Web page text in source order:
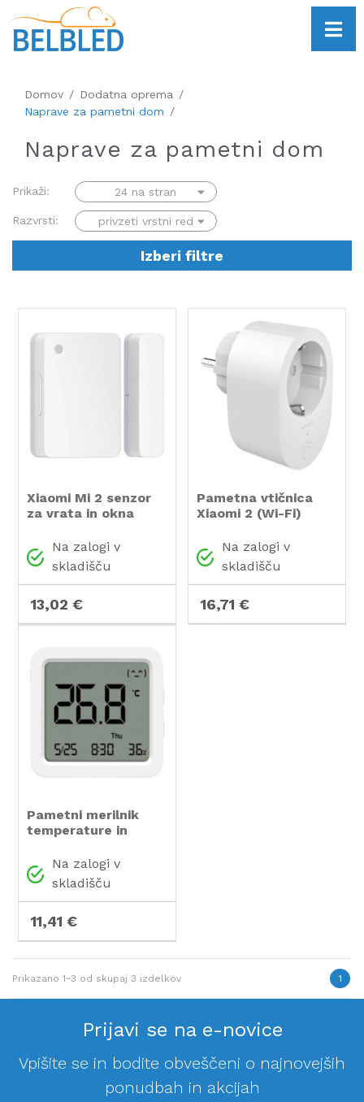
Domov
Dodatna oprema
Naprave za pametni dom
Naprave za pametni dom
Prikaži:
Razvrsti:
Izberi filtre
Xiaomi Mi 2 senzor
za vrata in okna
Na zalogi v
skladišču
13,02 €
Pametna vtičnica
Xiaomi 2 (Wi-Fi)
Na zalogi v
skladišču
16,71 €
Pametni merilnik
temperature in
Na zalogi v
skladišču
11,41 €
Prikazano 1~3 od skupaj 3 izdelkov 1
Prijavi se na e-novice
Vpišite se in bodite obveščeni o najnovejših
ponudbah in akcijah